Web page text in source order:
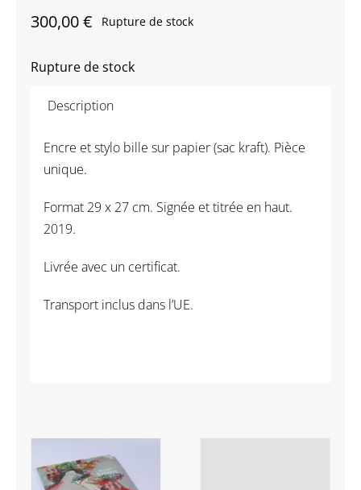
300,00€ Rupture de stock
Rupture de stock
Description
Encre et stylo bille sur papier (sac kraft). Pièce
unique.
Format 29 x 27 cm. Signée et titrée en haut.
2019.
Livrée avec un certificat.
Transport inclus dans l’UE.